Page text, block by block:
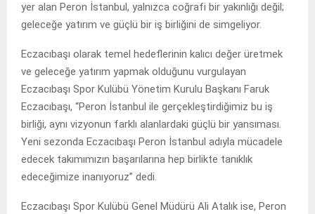
yer alan Peron İstanbul, yalnızca coğrafi bir yakınlığı değil;
geleceğe yatırım ve güçlü bir iş birliğini de simgeliyor.
Eczacıbaşı olarak temel hedeflerinin kalıcı değer üretmek
ve geleceğe yatırım yapmak olduğunu vurgulayan
Eczacıbaşı Spor Kulübü Yönetim Kurulu Başkanı Faruk
Eczacıbaşı, “Peron İstanbul ile gerçekleştirdiğimiz bu iş
birliği, aynı vizyonun farklı alanlardaki güçlü bir yansıması.
Yeni sezonda Eczacıbaşı Peron İstanbul adıyla mücadele
edecek takımımızın başarılarına hep birlikte tanıklık
edeceğimize inanıyoruz” dedi.
Eczacıbaşı Spor Kulübü Genel Müdürü Ali Atalık ise, Peron